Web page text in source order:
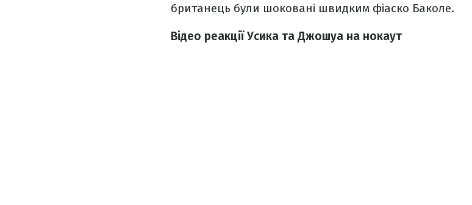
британець були шоковані швидким фіаско Баколе.
Відео реакції Усика та Джошуа на нокаут